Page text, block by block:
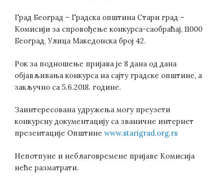
Град Београд – Градска општина Стари град –
Комисији за спровођење конкурса-саобраћај, 11000
Београд, Улица Македонска број 42.
Рок за подношење пријава је 8 дана од дана
објављивања конкурса на сајту градске општине, а
закључно са 5.6.2018. године.
Заинтересована удружења могу преузети
конкурсну документацију са званичне интернет
презентације Општине www.starigrad.org.rs
Непотпуне и неблаговремене пријаве Комисија
неће разматрати.